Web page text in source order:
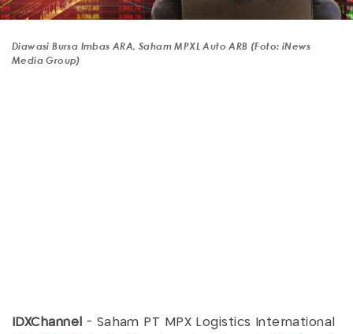
Diawasi Bursa Imbas ARA, Saham MPXL Auto ARB (Foto: iNews
Media Group)
IDXChannel - Saham PT MPX Logistics International